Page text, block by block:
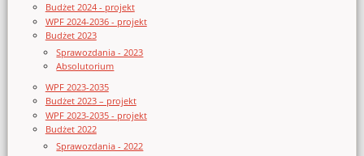
Budżet 2024 - projekt
WPF 2024-2036 - projekt
Budżet 2023
Sprawozdania - 2023
Absolutorium
WPF 2023-2035
Budżet 2023 – projekt
WPF 2023-2035 - projekt
Budżet 2022
Sprawozdania - 2022